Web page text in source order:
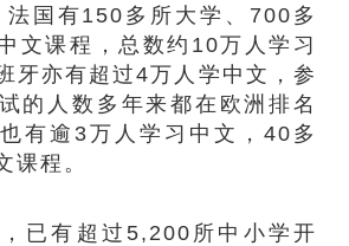
有150多所大学、700多
文课程，总数约10万人学习
牙亦有超过4万人学中文，参
的人数多年来都在欧洲排名
有逾3万人学习中文，40多
课程。
有超过5,200所中小学开